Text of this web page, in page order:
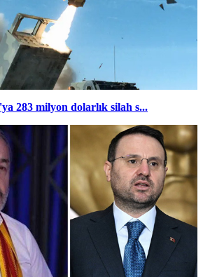
283 milyon dolarlık silah s...